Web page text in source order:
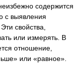
содержится
с выявления
свойства,
или измерять. В
отношение,
или «равное».